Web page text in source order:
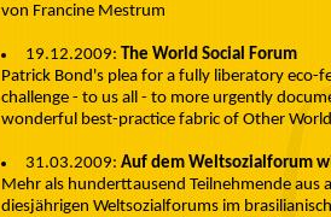
von Francine Mestrum
19.12.2009: The World Social Forum
Patrick Bond's plea for a fully liberatory
challenge - to us all - to more urgently
wonderful best-practice fabric of Other
31.03.2009: Auf dem Weltsozialforum
Mehr als hunderttausend Teilnehmende aus
diesjährigen Weltsozialforums im